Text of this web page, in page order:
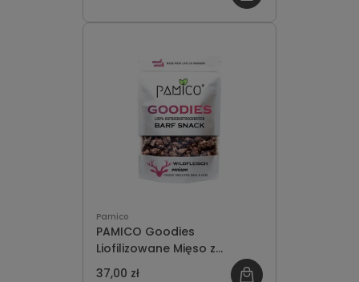
Pamico
PAMICO Goodies
Liofilizowane Mięso z
Dziczyzny 50g
37,00 zł